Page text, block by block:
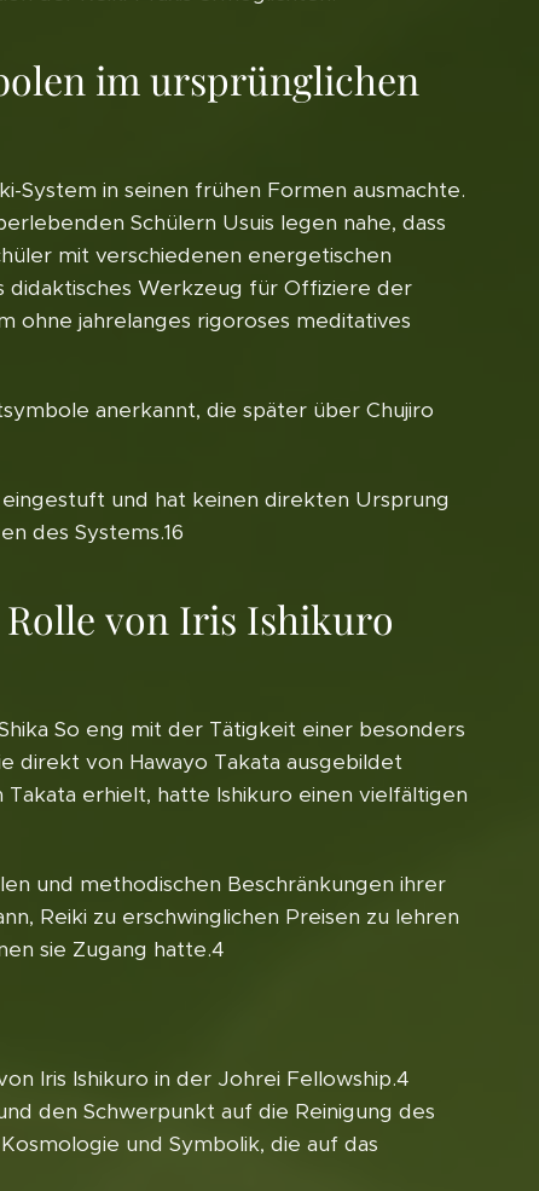
im ursprünglichen
System in seinen frühen Formen ausmachte.
Schülern Usuis legen nahe, dass
mit verschiedenen energetischen
didaktisches Werkzeug für Offiziere der
ohne jahrelanges rigoroses meditatives
anerkannt, die später über Chujiro
eingestuft und hat keinen direkten Ursprung
des Systems.16
Rolle von Iris Ishikuro
So eng mit der Tätigkeit einer besonders
direkt von Hawayo Takata ausgebildet
erhielt, hatte Ishikuro einen vielfältigen
und methodischen Beschränkungen ihrer
Reiki zu erschwinglichen Preisen zu lehren
sie Zugang hatte.4
Iris Ishikuro in der Johrei Fellowship.4
den Schwerpunkt auf die Reinigung des
und Symbolik, die auf das